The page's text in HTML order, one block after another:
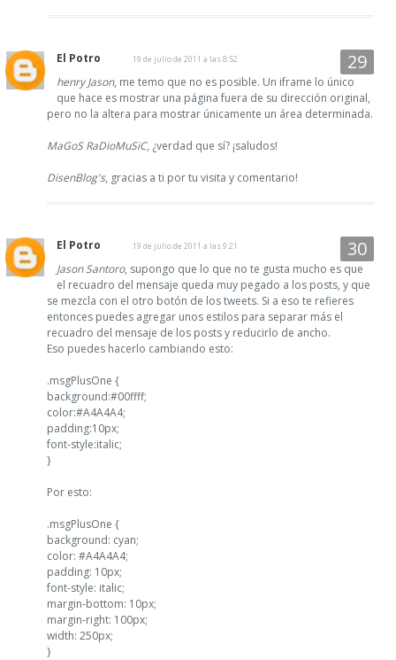
El Potro 19 de julio de 2011 a las 8:52
henry Jason, me temo que no es posible. Un iframe lo único
que hace es mostrar una página fuera de su dirección original,
pero no la altera para mostrar únicamente un área determinada.
MaGoS RaDioMuSiC, ¿verdad que sí? ¡saludos!
DisenBlog's, gracias a ti por tu visita y comentario!
El Potro 19 de julio de 2011 a las 9:21
Jason Santoro, supongo que lo que no te gusta mucho es que
el recuadro del mensaje queda muy pegado a los posts, y que
se mezcla con el otro botón de los tweets. Si a eso te refieres
entonces puedes agregar unos estilos para separar más el
recuadro del mensaje de los posts y reducirlo de ancho.
Eso puedes hacerlo cambiando esto:
.msgPlusOne {
background:#00ffff;
color:#A4A4A4;
padding:10px;
font-style:italic;
}
Por esto:
.msgPlusOne {
background: cyan;
color: #A4A4A4;
padding: 10px;
font-style: italic;
margin-bottom: 10px;
margin-right: 100px;
width: 250px;
}